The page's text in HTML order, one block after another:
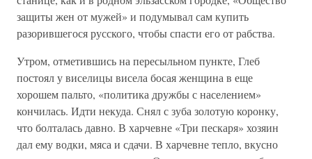
защиты жен от мужей» и подумывал сам купить
разорившегося русского, чтобы спасти его от рабства.
Утром, отметившись на пересыльном пункте, Глеб
постоял у виселицы висела босая женщина в еще
хорошем пальто, «политика дружбы с населением»
кончилась. Идти некуда. Снял с зуба золотую коронку,
что болталась давно. В харчевне «Три пескаря» хозяин
дал ему водки, мяса и сдачи. В харчевне тепло, вкусно